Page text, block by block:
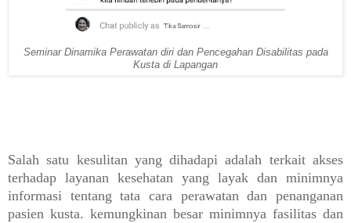
Seminar Dinamika Perawatan diri dan Pencegahan Disabilitas pada
Kusta di Lapangan
Salah satu kesulitan yang dihadapi adalah terkait akses
terhadap layanan kesehatan yang layak dan minimnya
informasi tentang tata cara perawatan dan penanganan
pasien kusta. kemungkinan besar minimnya fasilitas dan